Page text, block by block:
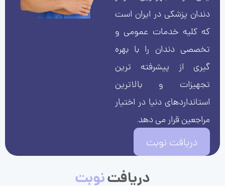
دندان پزشکی در ایران است
که کلیه خدمات عمومی و
تخصصی دندان را با بهره
گیری از پیشرفته ترین
تجهیزات و بالاترین
استانداردهای دنیا در اختیار
مراجعین قرار می دهد.
دریافت نوبت
دریافتنوبت